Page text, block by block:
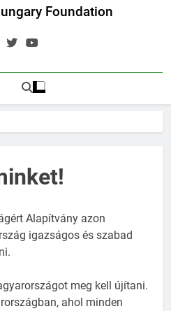
Foundation
Alapítvány azon
igazságos és szabad
meg kell újítani.
ahol minden